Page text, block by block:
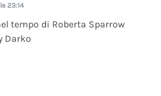
23:14
tempo di Roberta Sparrow
Darko